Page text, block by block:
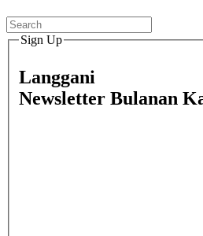
Sign Up
Langgani
Newsletter Bulanan